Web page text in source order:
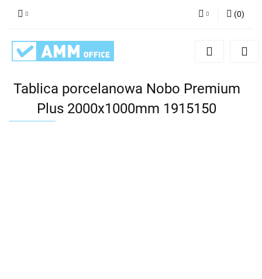
Zaloguj się
(0)
Tablica porcelanowa Nobo Premium
Plus 2000x1000mm 1915150